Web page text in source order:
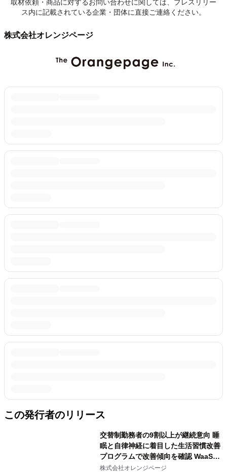
取材依頼・商品に対するお問い合わせに関しては、プレスリリー
ス内に記載されている企業・団体に直接ご連絡ください。
株式会社オレンジページ
この発行者のリリース
交替制勤務者の9割以上が継続意向 睡
眠と自律神経に着目した生活習慣改善
プログラムで改善傾向を確認 WaaS共
創コンソーシアムの実証実験でオレン
株式会社オレンジページ